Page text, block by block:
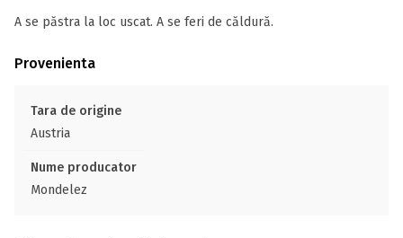
A se păstra la loc uscat. A se feri de căldură.
Provenienta
Tara de origine
Austria
Nume producator
Mondelez